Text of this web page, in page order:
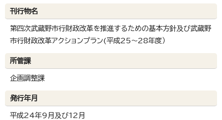
刊行物名
第四次武蔵野市行財政改革を推進するための基本方針及び武蔵野
市行財政改革アクションプラン(平成25～28年度）
所管課
企画調整課
発行年月
平成24年9月及び12月